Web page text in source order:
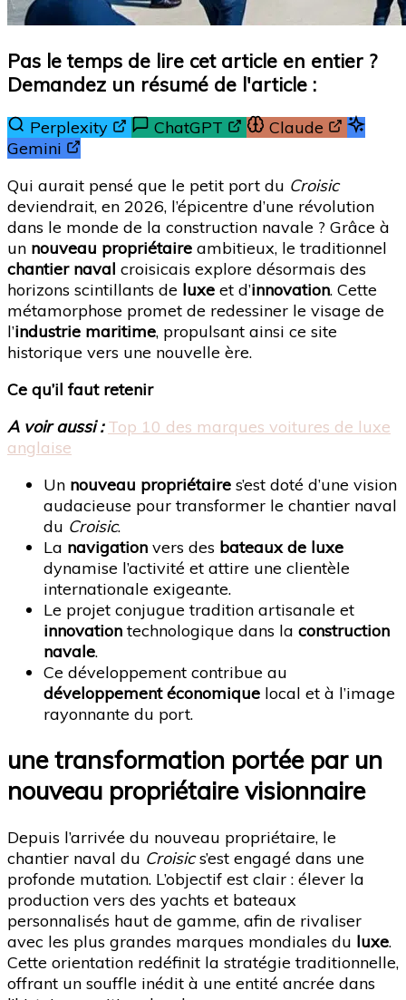
Pas le temps de lire cet article en entier ?
Demandez un résumé de l'article :
Perplexity ChatGPT
Claude
Gemini
Qui aurait pensé que le petit port du Croisic
deviendrait, en 2026, l’épicentre d’une révolution
dans le monde de la construction navale ? Grâce à
un nouveau propriétaire ambitieux, le traditionnel
chantier naval croisicais explore désormais des
horizons scintillants de luxe et d’innovation. Cette
métamorphose promet de redessiner le visage de
l’industrie maritime, propulsant ainsi ce site
historique vers une nouvelle ère.
Ce qu’il faut retenir
A voir aussi : Top 10 des marques voitures de luxe
anglaise
Un nouveau propriétaire s’est doté d’une vision
audacieuse pour transformer le chantier naval
du Croisic.
La navigation vers des bateaux de luxe
dynamise l’activité et attire une clientèle
internationale exigeante.
Le projet conjugue tradition artisanale et
innovationtechnologique dans la construction
navale.
Ce développement contribue au
développement économique local et à l’image
rayonnante du port.
une transformation portée par un
nouveau propriétaire visionnaire
Depuis l’arrivée du nouveau propriétaire, le
chantier naval du Croisics’est engagé dans une
profonde mutation. L’objectif est clair : élever la
production vers des yachts et bateaux
personnalisés haut de gamme, afin de rivaliser
avec les plus grandes marques mondiales du luxe.
Cette orientation redéfinit la stratégie traditionnelle,
offrant un souffle inédit à une entité ancrée dans